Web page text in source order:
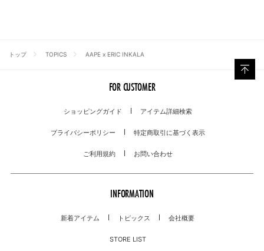
トップ TOPICS AAPE x ERIC INKALA
FOR CUSTOMER
ショッピングガイド アイテム詳細検索
プライバシーポリシー 特定商取引に基づく表示
ご利用規約 お問い合わせ
INFORMATION
新着アイテム トピックス 会社概要
STORE LIST